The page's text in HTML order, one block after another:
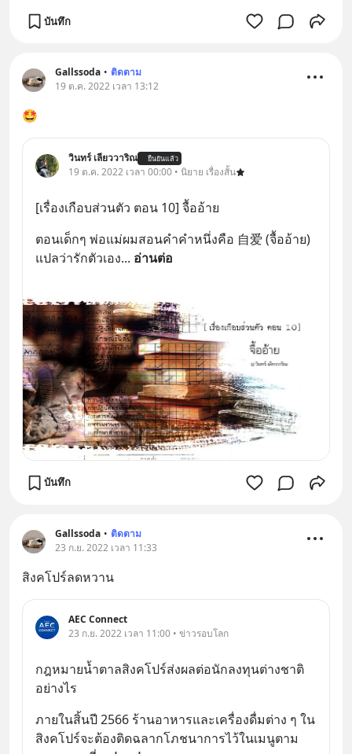
บันทึก
Gallssoda • ติดตาม
19 ต.ค. 2022 เวลา 13:12
🤩
วินทร์ เลียววาริณ ยืนยันแล้ว
19 ต.ค. 2022 เวลา 00:00 • นิยาย เรื่องสั้น
[เรื่องเกือบส่วนตัว ตอน 10] จื้ออ้าย
ตอนเด็กๆ พ่อแม่ผมสอนคำคำหนึ่งคือ 自爱 (จื้ออ้าย)
แปลว่ารักตัวเอง... อ่านต่อ
บันทึก
Gallssoda • ติดตาม
23 ก.ย. 2022 เวลา 11:33
สิงคโปร์ลดหวาน
AEC Connect
23 ก.ย. 2022 เวลา 11:00 • ข่าวรอบโลก
กฎหมายน้ำตาลสิงคโปร์ส่งผลต่อนักลงทุนต่างชาติ
อย่างไร
ภายในสิ้นปี 2566 ร้านอาหารและเครื่องดื่มต่าง ๆ ใน
สิงคโปร์จะต้องติดฉลากโภชนาการไว้ในเมนูตาม